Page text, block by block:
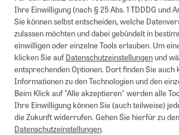
Ihre Einwilligung (nach § 25 Abs. 1 TDDDG und
Sie können selbst entscheiden, welche
zulassen möchten und dabei gebündelt in
einwilligen oder einzelne Tools erlauben. Um
klicken Sie aufDatenschutzeinstellungenund
entsprechenden Optionen. Dort finden Sie auch
Informationen zu den Technologien und den
Beim Klick auf "Alle akzeptieren" werden alle
Ihre Einwilligung können Sie (auch teilweise)
die Zukunft widerrufen. Gehen Sie hierfür zu den
Datenschutzeinstellungen.